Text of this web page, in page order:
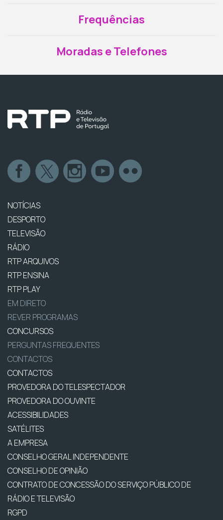
Frequências
Moradas e Telefones
NOTÍCIAS
DESPORTO
TELEVISÃO
RÁDIO
RTP ARQUIVOS
RTP ENSINA
RTP PLAY
EM DIRETO
REVER PROGRAMAS
CONCURSOS
PERGUNTAS FREQUENTES
CONTACTOS
CONTACTOS
PROVEDORA DO TELESPECTADOR
PROVEDORA DO OUVINTE
ACESSIBILIDADES
SATÉLITES
A EMPRESA
CONSELHO GERAL INDEPENDENTE
CONSELHO DE OPINIÃO
CONTRATO DE CONCESSÃO DO SERVIÇO PÚBLICO DE
RÁDIO E TELEVISÃO
RGPD